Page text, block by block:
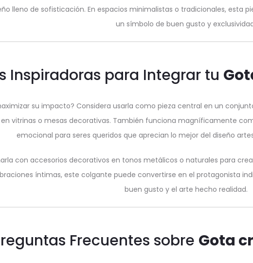
lleno de sofisticación. En espacios minimalistas o tradicionales, esta
un símbolo de buen gusto y
Inspiradoras para Integrar tu
su impacto? Considera usarla como pieza central en un
vitrinas o mesas decorativas. También funciona magníficamente
emocional para seres queridos que aprecian lo mejor del diseño
con accesorios decorativos en tonos metálicos o naturales para
íntimas, este colgante puede convertirse en el protagonista
buen gusto y el arte hecho realidad.
Frecuentes sobre Gota